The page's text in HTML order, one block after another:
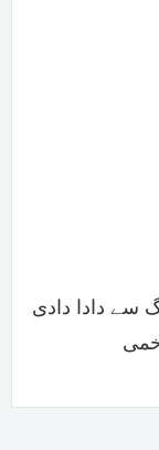
فائرنگ سے دادا دادی